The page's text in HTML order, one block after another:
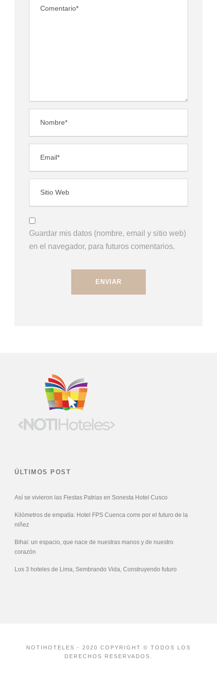
Guardar mis datos (nombre, email y sitio web)
en el navegador, para futuros comentarios.
ÚLTIMOS POST
Así se vivieron las Fiestas Patrias en Sonesta Hotel Cusco
Kilómetros de empatía: Hotel FPS Cuenca corre por el futuro de la
niñez
Bihai: un espacio, que nace de nuestras manos y de nuestro
corazón
Los 3 hoteles de Lima, Sembrando Vida, Construyendo futuro
NOTIHOTELES - 2020 COPYRIGHT © TODOS LOS
DERECHOS RESERVADOS.